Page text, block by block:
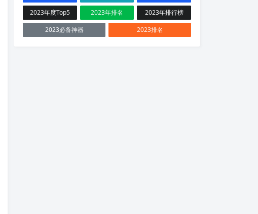
2023年度Top5
2023年排名
2023年排行榜
2023必备神器
2023排名